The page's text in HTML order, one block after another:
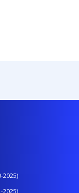
2025)
2025)